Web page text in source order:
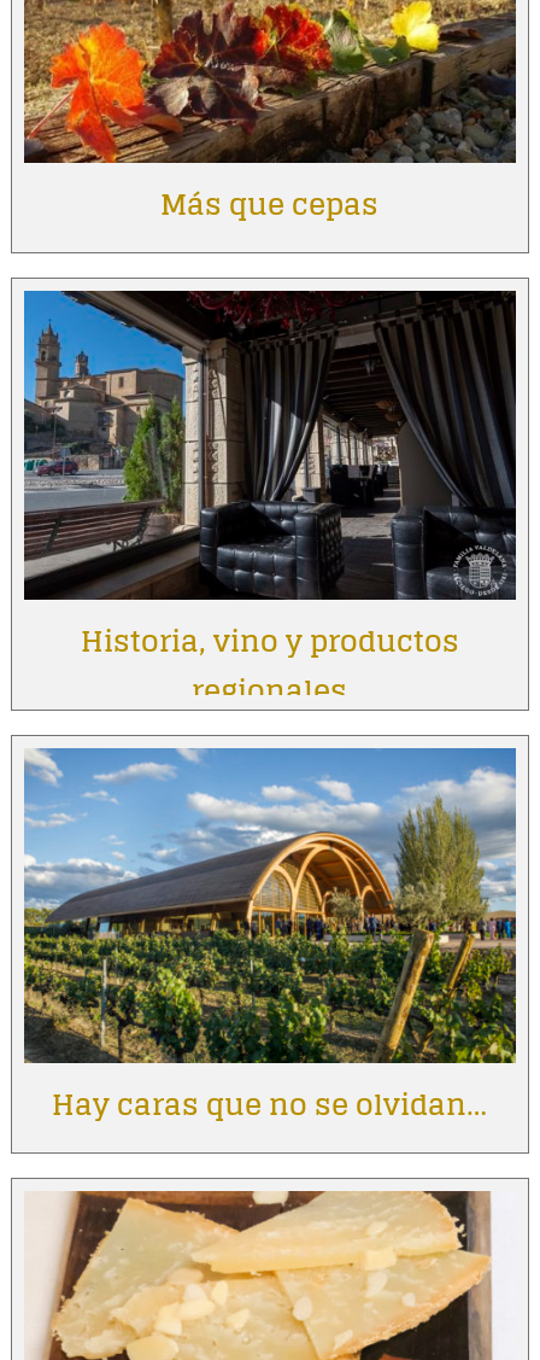
Más que cepas
Historia, vino y productos
regionales
Hay caras que no se olvidan…